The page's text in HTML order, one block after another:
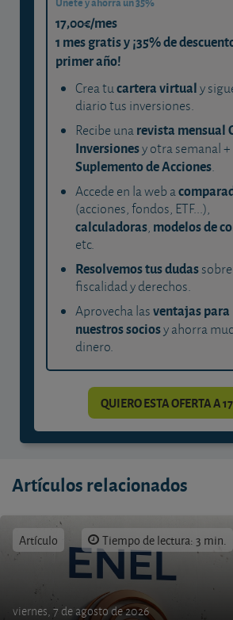
17,00€/mes
1 mes gratis y ¡35% de
primer año!
Crea tucartera virtualy
diario tus inversiones.
Recibe unarevista mensual
Inversionesy otra semanal +
Suplemento de Acciones.
Accede en la web a
(acciones, fondos, ETF...),
calculadoras, modelos de
etc.
Resolvemos tus dudassobre
fiscalidad y derechos.
Aprovecha lasventajas para
nuestros sociosy ahorra
dinero.
QUIERO ESTA OFERTA A
Artículos relacionados
Artículo Tiempo de lectura: 3 min.
viernes, 7 de agosto de 2026